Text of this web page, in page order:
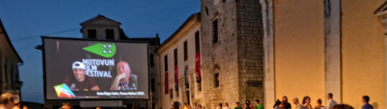
Razlika je, međutim, u
trka rođena je kao
ju je da privuče svijet na
komemoracija konkretne
razlike izvire gotovo sve
teritorijalna ograničenja,